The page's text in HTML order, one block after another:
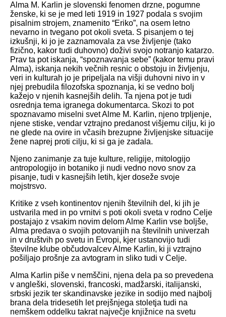
Alma M. Karlin je slovenski fenomen drzne, pogumne
ženske, ki se je med leti 1919 in 1927 podala s svojim
pisalnim strojem, znamenito “Eriko”, na osem letno
nevarno in tvegano pot okoli sveta. S pisanjem o tej
izkušnji, ki jo je zaznamovala za vse življenje (tako
fizično, kakor tudi duhovno) doživi svojo notranjo katarzo.
Prav ta pot iskanja, “spoznavanja sebe” (kakor temu pravi
Alma), iskanja nekih večnih resnic o obstoju in življenju,
veri in kulturah jo je pripeljala na višji duhovni nivo in v
njej prebudila filozofska spoznanja, ki se vedno bolj
kažejo v njenih kasnejših delih. Ta njena pot je tudi
osrednja tema igranega dokumentarca. Skozi to pot
spoznavamo miselni svet Alme M. Karlin, njeno trpljenje,
njene stiske, vendar vztrajno predanost višjemu cilju, ki jo
ne glede na ovire in včasih brezupne življenjske situacije
žene naprej proti cilju, ki si ga je zadala.
Njeno zanimanje za tuje kulture, religije, mitologijo
antropologijo in botaniko ji nudi vedno novo snov za
pisanje, tudi v kasnejših letih, kjer doseže svoje
mojstrsvo.
Kritike z vseh kontinentov njenih številnih del, ki jih je
ustvarila med in po vrnitvi s poti okoli sveta v rodno Celje
postajajo z vsakim novim delom Alme Karlin vse boljše,
Alma predava o svojih potovanjih na številnih univerzah
in v društvih po svetu in Evropi, kjer ustanovijo tudi
številne klube občudovalcev Alme Karlin, ki ji vztrajno
pošiljajo prošnje za avtogram in sliko tudi v Celje.
Alma Karlin piše v nemščini, njena dela pa so prevedena
v angleški, slovenski, francoski, madžarski, italijanski,
srbski jezik ter skandinavske jezike in sodijo med najbolj
brana dela tridesetih let prejšnjega stoletja tudi na
nemškem oddelku takrat največje knjižnice na svetu